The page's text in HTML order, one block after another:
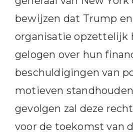
bewijzen dat Trump
organisatie opzettelijk
gelogen over hun
beschuldigingen van
motieven
gevolgen zal deze
voor de toekomst van